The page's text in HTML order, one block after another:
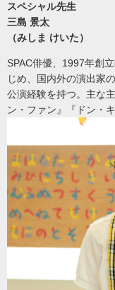
スペシャル先生
三島 景太
（みしま けいた）
SPAC俳優、1997年創
じめ、国内外の演出家
公演経験を持つ。主な
ン・ファン』『ドン・